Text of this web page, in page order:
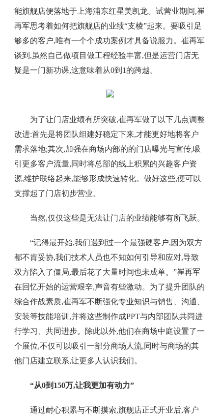
能旗舰店便落地于上海浦东红星美凯龙。试营业期间,崔
再军思考着如何把旗舰店的业绩“支棱”起来。要吸引足
够多的客户,唯有一个个成功案例才具备说服力。崔再军
谈到,虽然自己做项目做工程经验丰富,但是运营门店无
疑是一门新功课,这意味着从0到1的跨越。
为了让门店业绩有所突破,崔再军做了以下几点调整
改进:首先是将团队组建好稳定下来,才能更好地将客户
需求落地;其次,加强在商场内部的的门店曝光与宣传,吸
引更多客户流量,同时将总部的线上积累的兴趣客户资
源,维护联络起来,能够形成快速转化。做好这些,便可以
支撑起了门店初步营业。
当然,仅仅这些是无法让门店的业绩能够有所飞跃。
“记得最开始,我们遇到过一个最强硬客户,因为双方
都不肯妥协,我们技术人员也不知如何引导和应对,导致
双方陷入了僵局,最后花了大量时间也未成单。”崔再军
在回忆开始的运营艰辛,声音有些激动。为了提升团队的
综合作战素质,崔再军不断强化专业知识与销售、沟通、
安装等技能培训,并将这些制作成PPT与内部团队共同进
行学习、共同进步。除此以外,他们在商场中庭设置了一
个展位,不仅可以吸引一部分商场人流,同时与商场的其
他门店建立联系,让更多人认识我们。
“从0到150万,让我更加有动力”
通过耐心积累与不断摸索,旗舰店正式开业后,客户